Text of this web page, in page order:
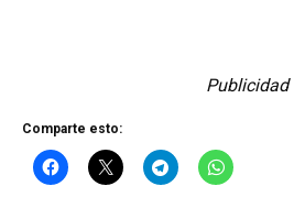
Publicidad
Comparte esto: